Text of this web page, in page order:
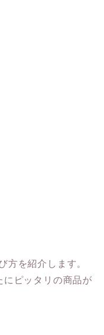
方を紹介します。
にピッタリの商品が